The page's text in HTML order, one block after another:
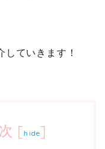
ていきます！
[ hide]